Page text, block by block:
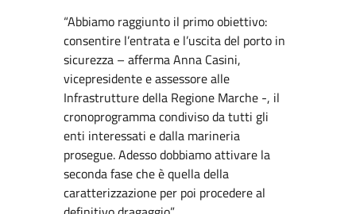
“Abbiamo raggiunto il primo obiettivo:
consentire l’entrata e l’uscita del porto in
sicurezza – afferma Anna Casini,
vicepresidente e assessore alle
Infrastrutture della Regione Marche -, il
cronoprogramma condiviso da tutti gli
enti interessati e dalla marineria
prosegue. Adesso dobbiamo attivare la
seconda fase che è quella della
caratterizzazione per poi procedere al